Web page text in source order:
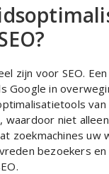
zijn voor SEO.
Google in
van
niet
zoekmachines uw
bezoekers